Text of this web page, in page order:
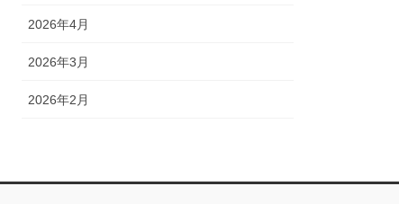
2026年4月
2026年3月
2026年2月